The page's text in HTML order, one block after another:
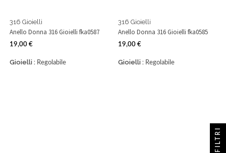
316 Gioielli
Anello Donna 316 Gioielli fka0587
Prezzo
19,00 €
Gioielli : Regolabile
316 Gioielli
Anello Donna 316 Gioielli fka0585
Prezzo
19,00 €
Gioielli : Regolabile
FILTRI